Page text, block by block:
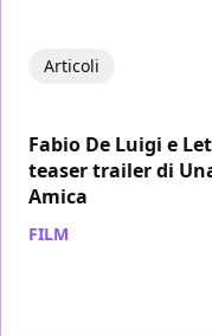
Articoli
Fabio De Luigi e
teaser trailer di
Amica
FILM